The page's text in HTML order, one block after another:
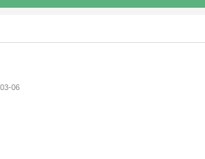
06